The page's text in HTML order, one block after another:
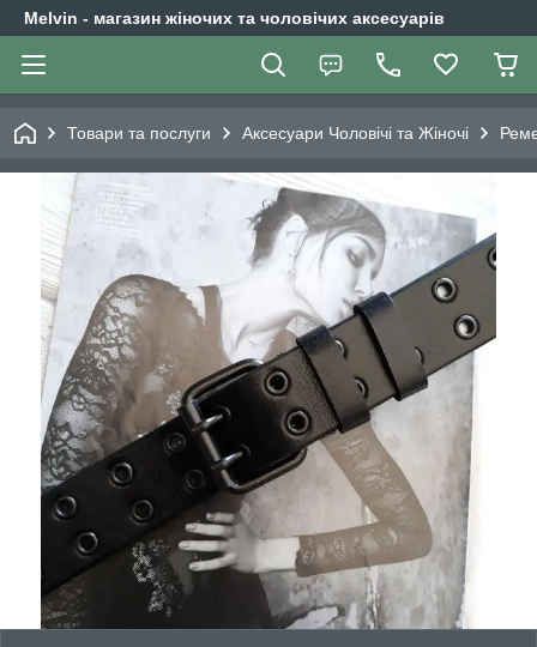
Melvin - магазин жіночих та чоловічих аксесуарів
Товари та послуги Аксесуари Чоловічі та Жіночі